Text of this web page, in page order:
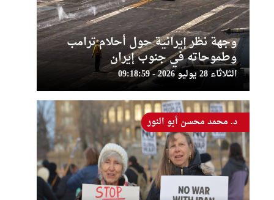
وجهة نظر إيرانية حول أحلام ترامب
وطموحاته في جنوب إيران
الثلاثاء 28 يوليو 2026 - 09:18:59
د. محمد محسن أبو النور